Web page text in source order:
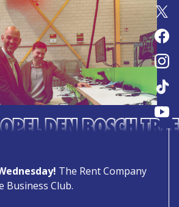
DEN BOSCH
The Rent Company
Business Club.